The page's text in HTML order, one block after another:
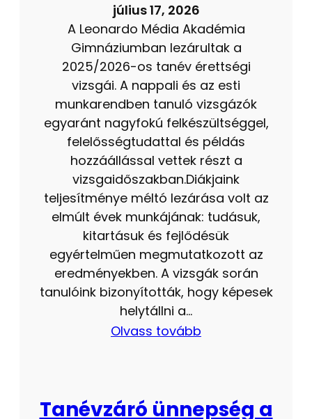
július 17, 2026
A Leonardo Média Akadémia
Gimnáziumban lezárultak a
2025/2026-os tanév érettségi
vizsgái. A nappali és az esti
munkarendben tanuló vizsgázók
egyaránt nagyfokú felkészültséggel,
felelősségtudattal és példás
hozzáállással vettek részt a
vizsgaidőszakban.Diákjaink
teljesítménye méltó lezárása volt az
elmúlt évek munkájának: tudásuk,
kitartásuk és fejlődésük
egyértelműen megmutatkozott az
eredményekben. A vizsgák során
tanulóink bizonyították, hogy képesek
helytállni a…
Olvass tovább
Tanévzáró ünnepség a